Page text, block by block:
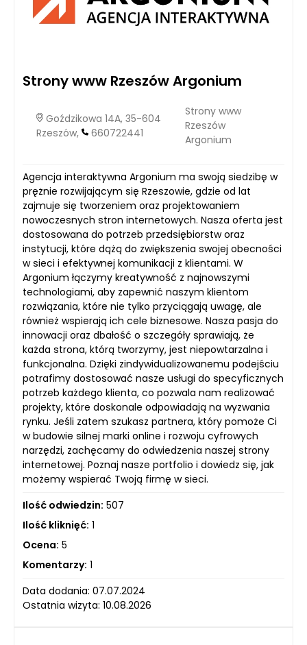
Strony www Rzeszów Argonium
Goździkowa 14A, 35-604
Rzeszów,
660722441
Strony www
Rzeszów
Argonium
Agencja interaktywna Argonium ma swoją siedzibę w
prężnie rozwijającym się Rzeszowie, gdzie od lat
zajmuje się tworzeniem oraz projektowaniem
nowoczesnych stron internetowych. Nasza oferta jest
dostosowana do potrzeb przedsiębiorstw oraz
instytucji, które dążą do zwiększenia swojej obecności
w sieci i efektywnej komunikacji z klientami. W
Argonium łączymy kreatywność z najnowszymi
technologiami, aby zapewnić naszym klientom
rozwiązania, które nie tylko przyciągają uwagę, ale
również wspierają ich cele biznesowe. Nasza pasja do
innowacji oraz dbałość o szczegóły sprawiają, że
każda strona, którą tworzymy, jest niepowtarzalna i
funkcjonalna. Dzięki zindywidualizowanemu podejściu
potrafimy dostosować nasze usługi do specyficznych
potrzeb każdego klienta, co pozwala nam realizować
projekty, które doskonale odpowiadają na wyzwania
rynku. Jeśli zatem szukasz partnera, który pomoże Ci
w budowie silnej marki online i rozwoju cyfrowych
narzędzi, zachęcamy do odwiedzenia naszej strony
internetowej. Poznaj nasze portfolio i dowiedz się, jak
możemy wspierać Twoją firmę w sieci.
Ilość odwiedzin: 507
Ilość kliknięć: 1
Ocena: 5
Komentarzy: 1
Data dodania: 07.07.2024
Ostatnia wizyta: 10.08.2026